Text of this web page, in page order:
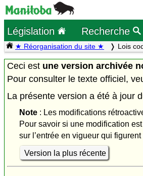
Législation Recherche
★ Réorganisation du site ★ Lois
Ceci est une version archivée
Pour consulter le texte officiel,
La présente version a été à jour
Note: Les modifications
Pour savoir si une modification
sur l’entrée en vigueur qui
Version la plus récente